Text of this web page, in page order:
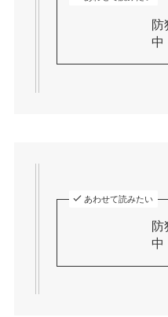
防
中
あわせて読みたい